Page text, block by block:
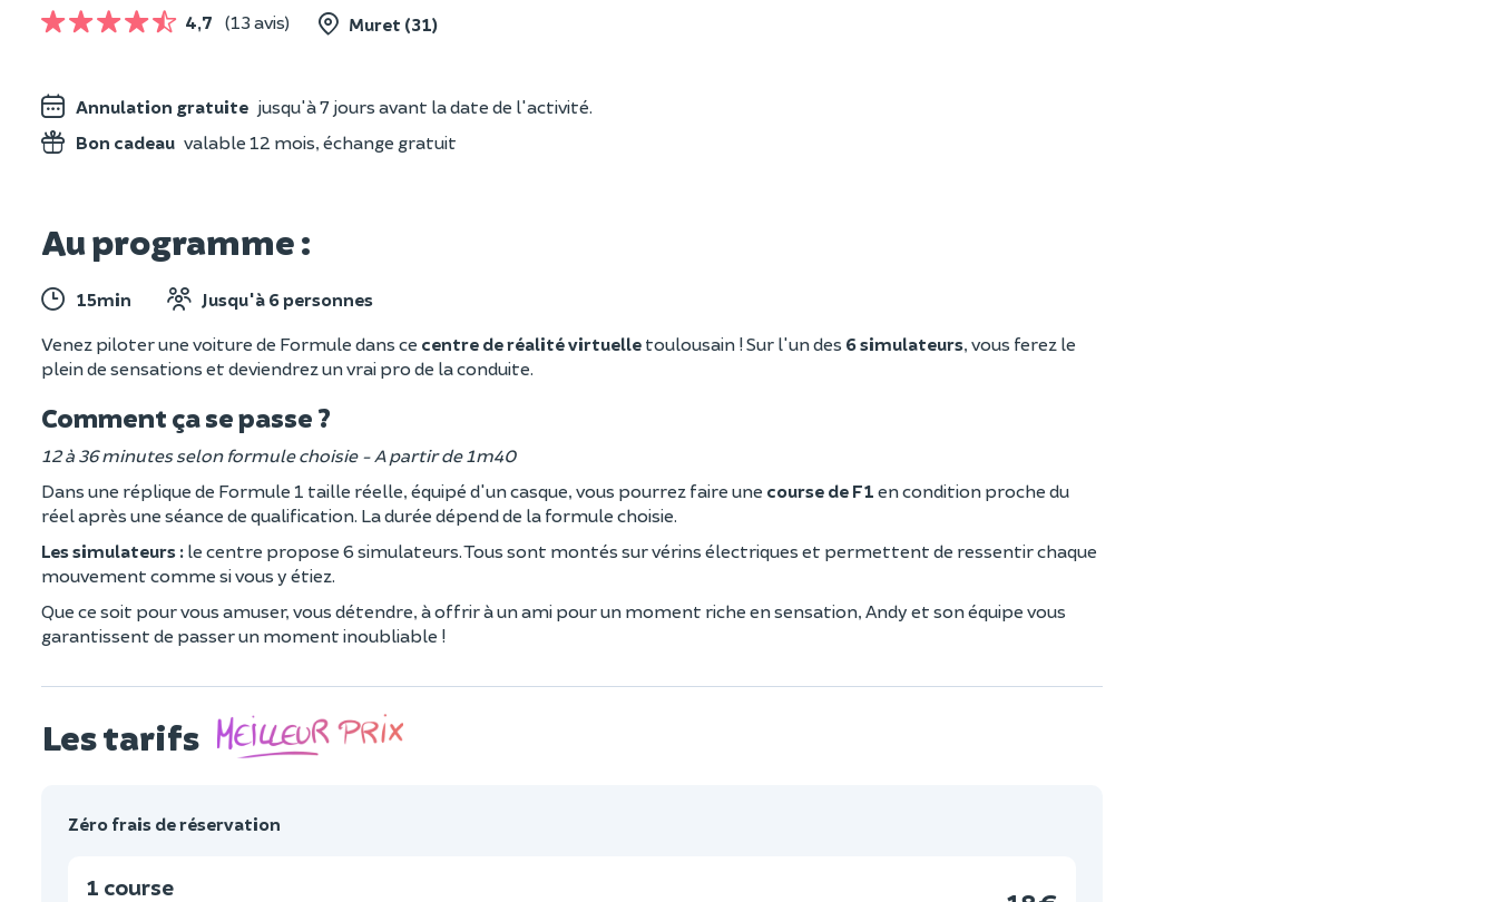
4,7 (13 avis) Muret (31)
Annulation gratuite jusqu'à 7 jours avant la date de l'activité.
Bon cadeau valable 12 mois, échange gratuit
Au programme :
15min Jusqu'à 6 personnes
Venez piloter une voiture de Formule dans ce centre de réalité virtuelle toulousain ! Sur l'un des 6 simulateurs, vous ferez le
plein de sensations et deviendrez un vrai pro de la conduite.
Comment ça se passe ?
12 à 36 minutes selon formule choisie - A partir de 1m40
Dans une réplique de Formule 1 taille réelle, équipé d'un casque, vous pourrez faire une course de F1 en condition proche du
réel après une séance de qualification. La durée dépend de la formule choisie.
Les simulateurs : le centre propose 6 simulateurs. Tous sont montés sur vérins électriques et permettent de ressentir chaque
mouvement comme si vous y étiez.
Que ce soit pour vous amuser, vous détendre, à offrir à un ami pour un moment riche en sensation, Andy et son équipe vous
garantissent de passer un moment inoubliable !
Les tarifs
Zéro frais de réservation
1 course